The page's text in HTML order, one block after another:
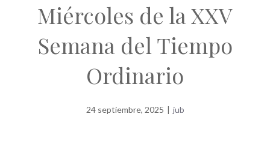
Miércoles de la XXV
Semana del Tiempo
Ordinario
24 septiembre, 2025 | jub